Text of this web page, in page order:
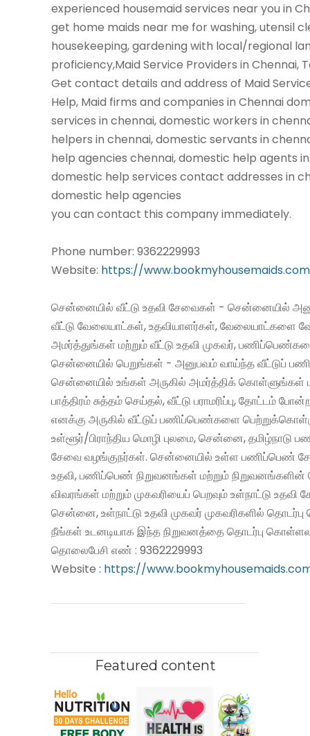
experienced housemaid services near you in
get home maids near me for washing, utensil
housekeeping, gardening with local/regional
proficiency,Maid Service Providers in Chennai,
Get contact details and address of Maid
Help, Maid firms and companies in Chennai
services in chennai, domestic workers in
helpers in chennai, domestic servants in
help agencies chennai, domestic help agents
domestic help services contact addresses in
domestic help agencies
you can contact this company immediately.
Phone number: 9362229993
Website: https://
சென்னையில் வீட்டு உதவி சேவைகள் - சென்னையில்
வீட்டு வேலையாட்கள், உதவியாளர்கள், வேலையாட்களை
அமர்த்துங்கள் மற்றும் வீட்டு உதவி முகவர்,
சென்னையில் பெறுங்கள் - அனுபவம் வாய்ந்த வீட்டுப்
சென்னையில் உங்கள் அருகில் அமர்த்திக் கொள்ளுங்கள்
பாத்திரம் சுத்தம் செய்தல், வீட்டு பராமரிப்பு, தோட்டம்
எனக்கு அருகில் வீட்டுப் பணிப்பெண்களை
உள்ளூர்/பிராந்திய மொழி புலமை, சென்னை, தமிழ்நாடு
சேவை வழங்குநர்கள். சென்னையில் உள்ள பணிப்பெண்
உதவி, பணிப்பெண் நிறுவனங்கள் மற்றும் நிறுவனங்களின்
விவரங்கள் மற்றும் முகவரியைப் பெறவும் உள்நாட்டு உதவி
சென்னை, உள்நாட்டு உதவி முகவர் முகவரிகளில்
நீங்கள் உடனடியாக இந்த நிறுவனத்தை தொடர்பு
தொலைபேசி எண் : 9362229993
Website : https://
Featured content